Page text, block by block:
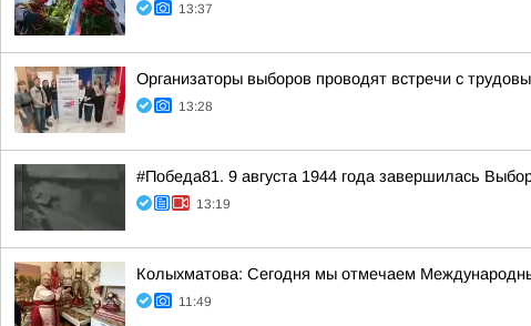
13:37
Организаторы выборов проводят встречи с
13:28
#Победа81. 9 августа 1944 года завершилась
13:19
Колыхматова: Сегодня мы отмечаем
11:49